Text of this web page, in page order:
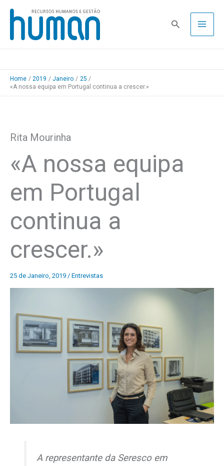
Skip
content
Pesquisa
Home 2019 Janeiro
25
«A nossa equipa em Portugal continua a crescer.»
Rita Mourinha
«A nossa equipa
em Portugal
continua a
crescer.»
25 de Janeiro, 2019 / Entrevistas
A representante da Seresco em